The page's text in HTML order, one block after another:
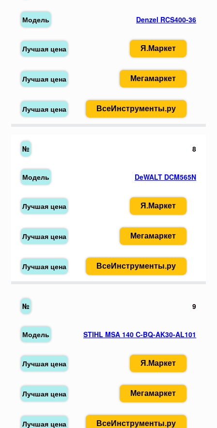
Denzel RCS400-36
Я.Маркет
Мегамаркет
ВсеИнструменты.ру
8
DeWALT DCM565N
Я.Маркет
Мегамаркет
ВсеИнструменты.ру
9
STIHL MSA 140 C-BQ-AK30-AL101
Я.Маркет
Мегамаркет
ВсеИнструменты.ру